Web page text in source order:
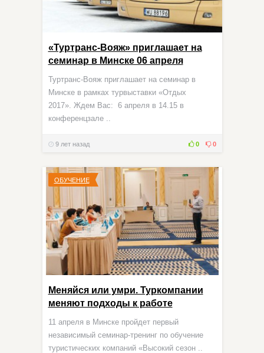
«Туртранс-Вояж» приглашает на
семинар в Минске 06 апреля
Туртранс-Вояж приглашает на семинар в
Минске в рамках турвыставки «Отдых
2017». Ждем Вас: 6 апреля в 14.15 в
конференцзале ..
9 лет назад 0 0
ОБУЧЕНИЕ
Меняйся или умри. Туркомпании
меняют подходы к работе
11 апреля в Минске пройдет первый
независимый семинар-тренинг по обучение
туристических компаний «Высокий сезон ..